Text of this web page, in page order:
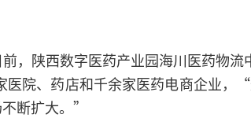
，陕西数字医药产业园海川医药物
院、药店和千余家医药电商企业，
断扩大。”